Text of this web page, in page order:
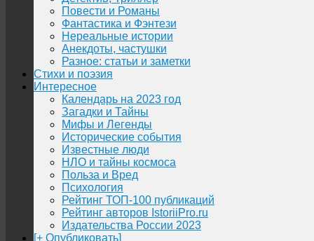
Повести и Романы
Фантастика и Фэнтези
Нереальные истории
Анекдоты, частушки
Разное: статьи и заметки
Стихи и поэзия
Интересное
Календарь на 2023 год
Загадки и Тайны
Мифы и Легенды
Исторические события
Известные люди
НЛО и тайны космоса
Польза и Вред
Психология
Рейтинг ТОП-100 публикаций
Рейтинг авторов IstoriiPro.ru
Издательства России 2023
[+ Опубликовать]